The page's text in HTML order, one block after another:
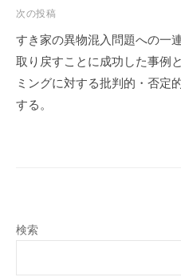
ゲ
ー
シ
ョ
ン
次の投稿
すき家の異物混入問題への一
取り戻すことに成功した事例
ミングに対する批判的・否定
する。
検索